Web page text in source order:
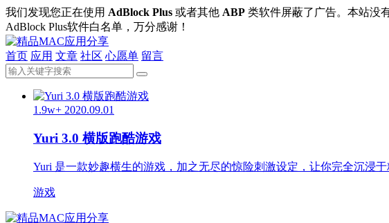
我们发现您正在使用 AdBlock Plus 或者其他 ABP 类软件屏蔽了广告。本站没
AdBlock Plus软件白名单，万分感谢！
首页 应用 文章 社区 心愿单 留言
1.9w+ 2020.09.01
Yuri 3.0 横版跑酷游戏
Yuri 是一款妙趣横生的游戏，加之无尽的惊险刺激设定，让你完全沉浸于
游戏